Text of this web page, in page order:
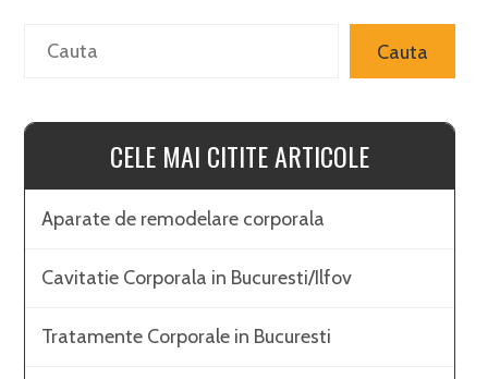
Search Cauta
CELE MAI CITITE ARTICOLE
Aparate de remodelare corporala
Cavitatie Corporala in Bucuresti/Ilfov
Tratamente Corporale in Bucuresti